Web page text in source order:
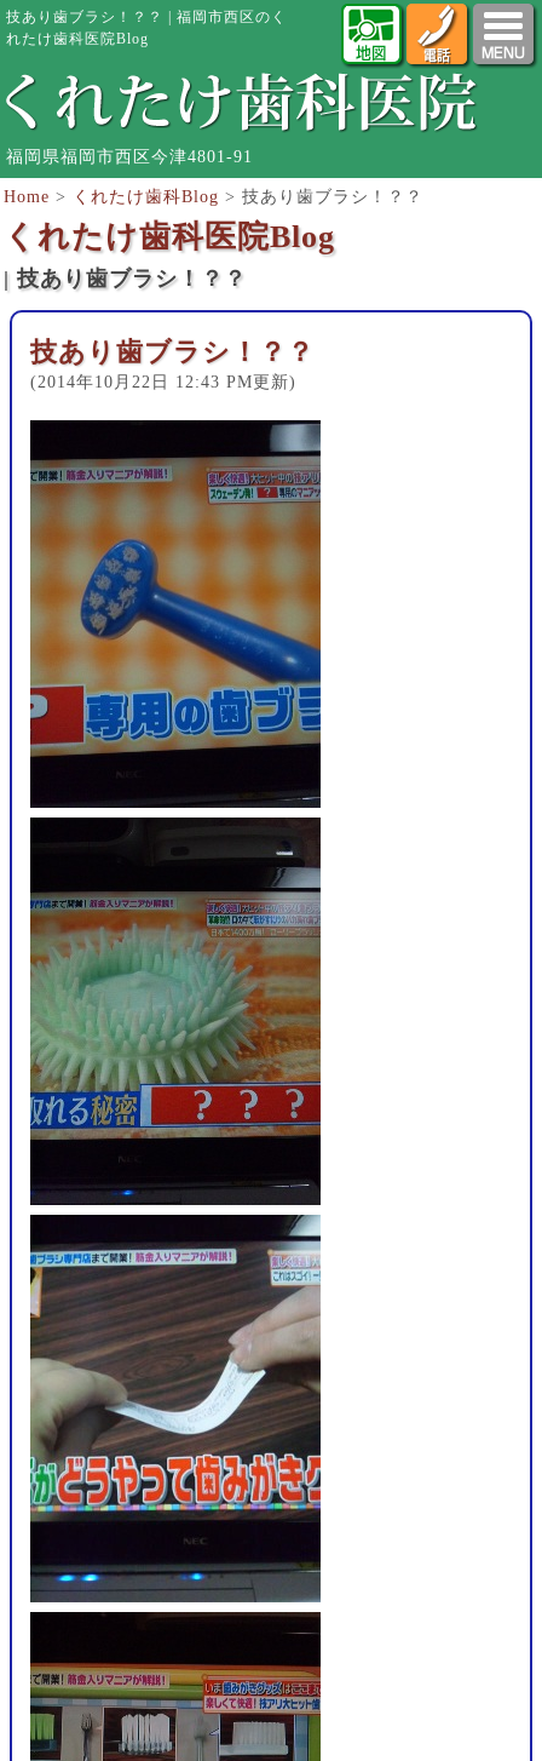
技あり歯ブラシ！？？ | 福岡市西区のく
れたけ歯科医院Blog
福岡県福岡市西区今津4801-91
Home > くれたけ歯科Blog > 技あり歯ブラシ！？？
くれたけ歯科医院Blog
| 技あり歯ブラシ！？？
技あり歯ブラシ！？？
(2014年10月22日 12:43 PM更新)